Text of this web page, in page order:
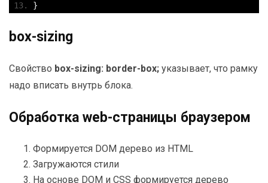
}
box-sizing
Свойство box-sizing: border-box; указывает, что рамку
надо вписать внутрь блока.
Обработка web-страницы браузером
Формируется DOM дерево из HTML
Загружаются стили
На основе DOM и CSS формируется дерево